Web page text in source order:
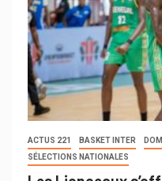
ACTUS 221 BASKET INTER
SÉLECTIONS NATIONALES